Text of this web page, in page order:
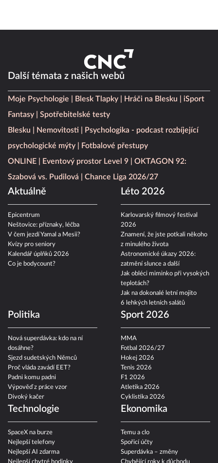
Další témata z našich webů
Moje Psychologie Blesk Tlapky Hráči na Blesku
iSport
Fantasy
Spotřebitelské testy
Blesku
Nemovitosti
Psychologika - podcast rozbíjející
psychologické mýty
Fotbalové přestupy
ONLINE
Eventový prostor Level 9
OKTAGON 92:
Szabová vs. Pudilová
Chance Liga 2026/27
Aktuálně
Epicentrum
Neštovice: příznaky, léčba
V čem jezdí Yamal a Mesii?
Kvízy pro seniory
Kalendář úplňků 2026
Co je bodycount?
Léto 2026
Karlovarský filmový festival
2026
Znamení, že jste potkali někoho
z minulého života
Astronomické úkazy 2026:
zatmění slunce a další
Jak obléci miminko při vysokých
teplotách?
Jak na dokonalé letní mojito
6 lehkých letních salátů
Politika
Nová superdávka: kdo na ní
dosáhne?
Sjezd sudetských Němců
Proč vláda zavádí EET?
Padni komu padni
Výpověď z práce vzor
Divoký kačer
Sport 2026
MMA
Fotbal 2026/27
Hokej 2026
Tenis 2026
F1 2026
Atletika 2026
Cyklistika 2026
Technologie
SpaceX na burze
Nejlepší telefony
Nejlepší AI zdarma
Ekonomika
Temu a clo
Spořicí účty
Superdávka – změny